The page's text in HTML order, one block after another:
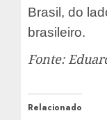
Brasil, do
brasileiro.
Fonte:
Relacionado